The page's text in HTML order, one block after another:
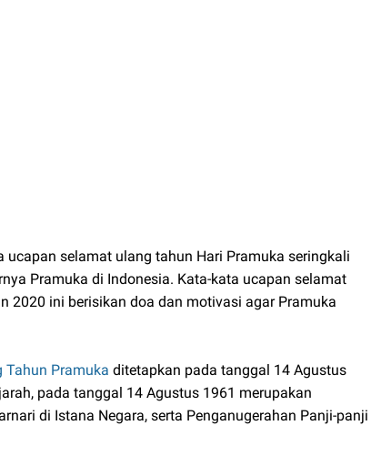
ucapan selamat ulang tahun Hari Pramuka seringkali
Pramuka di Indonesia. Kata-kata ucapan selamat
2020 ini berisikan doa dan motivasi agar Pramuka
Tahun Pramuka ditetapkan pada tanggal 14 Agustus
pada tanggal 14 Agustus 1961 merupakan
di Istana Negara, serta Penganugerahan Panji-panji